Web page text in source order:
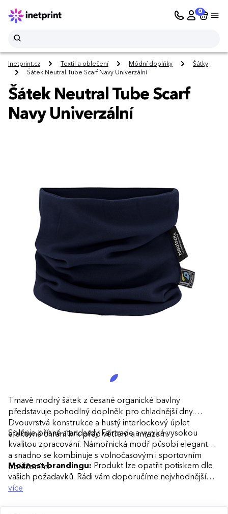
0
Inetprint.cz Textil a oblečení Módní doplňky
Šátky
Šátek Neutral Tube Scarf Navy Univerzální
Šátek Neutral Tube Scarf
Navy Univerzální
Tmavě modrý šátek z česané organické bavlny
představuje pohodlný doplněk pro chladnější dny.
Dvouvrstvá konstrukce a hustý interlockový úplet
efektivně chrání krk před větrem a mrazem.
Splňuje přísné standardy Fairtrade a vyniká vysokou
kvalitou zpracování. Námořnická modř působí elegantně
a snadno se kombinuje s volnočasovým i sportovním
oblečením.
Možnost brandingu: Produkt lze opatřit potiskem dle
vašich požadavků. Rádi vám doporučíme nejvhodnější
technologii potisku s ohledem na design i váš rozpočet.
více